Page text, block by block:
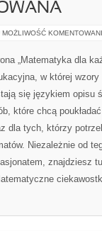
MOŻLIWOŚĆ
„Matematyka dla
w której
się językiem opisu
które chcą
dla tych, którzy
Niezależnie od
znajdziesz